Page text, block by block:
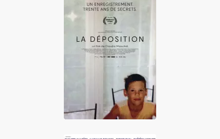
La Déposition